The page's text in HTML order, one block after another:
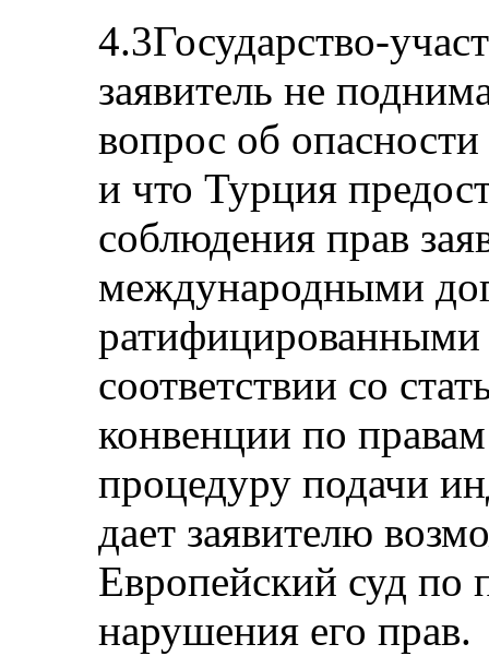
4.3Государство-
заявитель не
вопрос об
и что Турция
соблюдения прав
международными
соответствии со
конвенции по
процедуру подачи
дает заявителю
Европейский суд по
нарушения его прав.